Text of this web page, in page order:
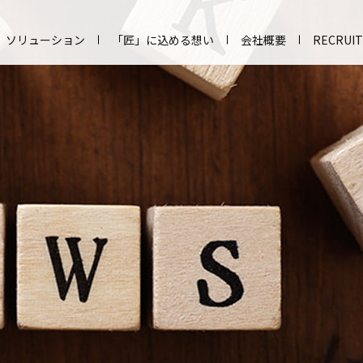
ソリューション 「匠」に込める想い 会社概要 RECRUIT